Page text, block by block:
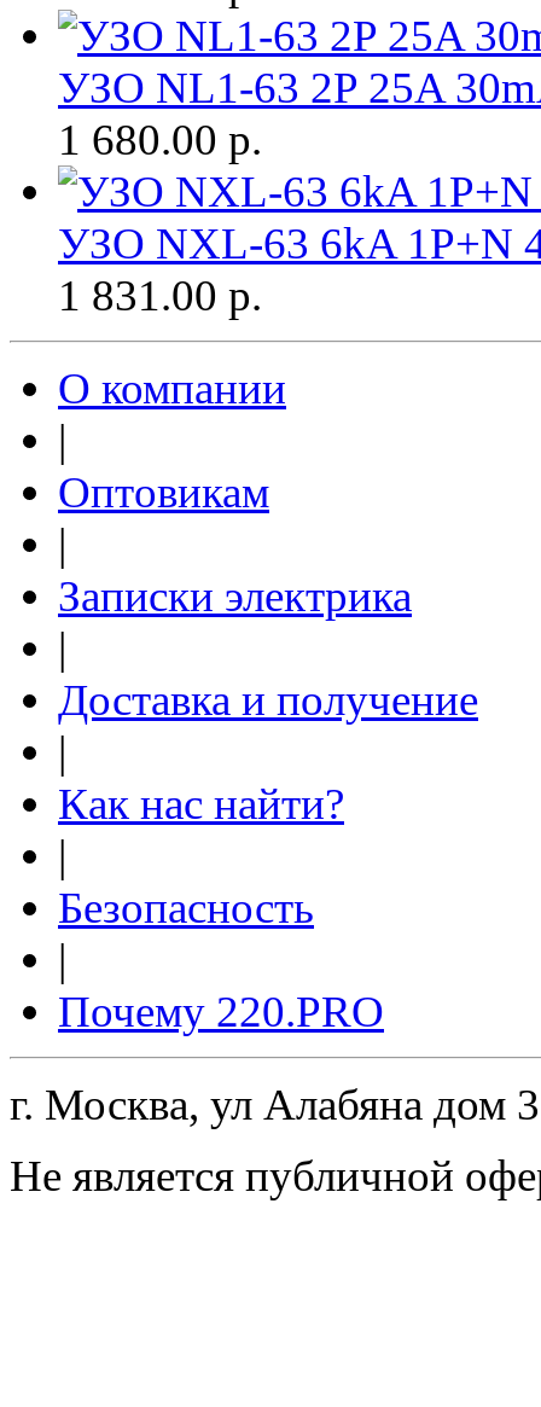
УЗО NL1-63 2P 25A
1 680.00 р.
УЗО NXL-63 6kA 1P+N
1 831.00 р.
О компании
|
Оптовикам
|
Записки электрика
|
Доставка и получение
|
Как нас найти?
|
Безопасность
|
Почему 220.PRO
г. Москва, ул Алабяна дом
Не является публичной